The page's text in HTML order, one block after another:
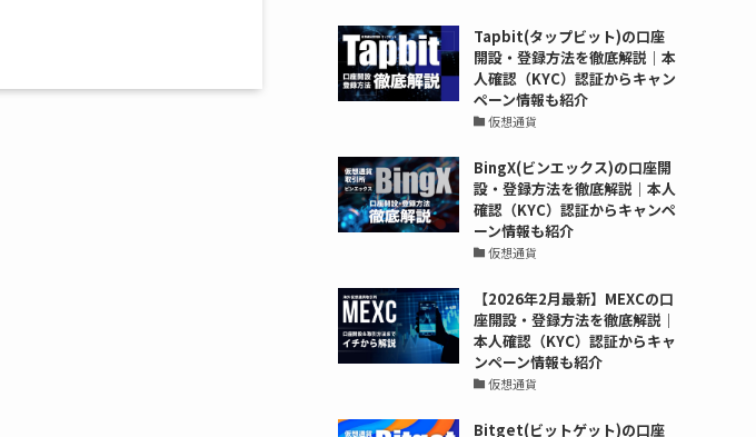
Tapbit(タップビット)の口座
開設・登録方法を徹底解説｜本
人確認（KYC）認証からキャン
ペーン情報も紹介
仮想通貨
BingX(ビンエックス)の口座開
設・登録方法を徹底解説｜本人
確認（KYC）認証からキャンペ
ーン情報も紹介
仮想通貨
【2026年2月最新】MEXCの口
座開設・登録方法を徹底解説｜
本人確認（KYC）認証からキャ
ンペーン情報も紹介
仮想通貨
Bitget(ビットゲット)の口座